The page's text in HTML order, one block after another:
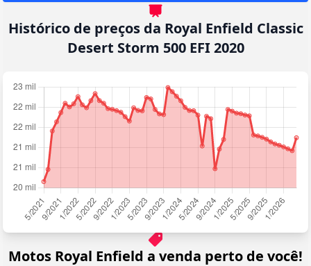
Histórico de preços da Royal Enfield Classic
Desert Storm 500 EFI 2020
Motos Royal Enfield a venda perto de você!